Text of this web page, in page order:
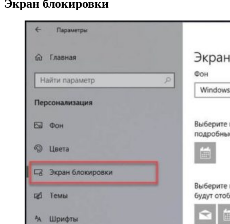
Экран блокировки